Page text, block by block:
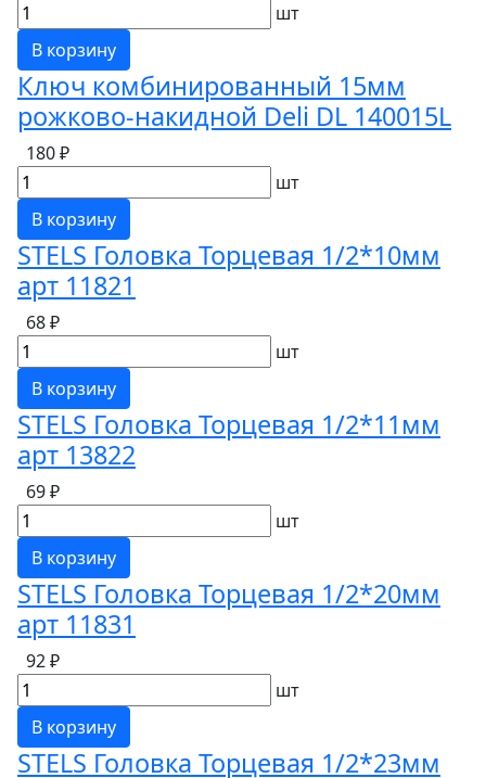
шт
В корзину
Ключ комбинированный 15мм
рожково-накидной Deli DL 140015L
180 ₽
шт
В корзину
STELS Головка Торцевая 1/2*10мм
арт 11821
68 ₽
шт
В корзину
STELS Головка Торцевая 1/2*11мм
арт 13822
69 ₽
шт
В корзину
STELS Головка Торцевая 1/2*20мм
арт 11831
92 ₽
шт
В корзину
STELS Головка Торцевая 1/2*23мм